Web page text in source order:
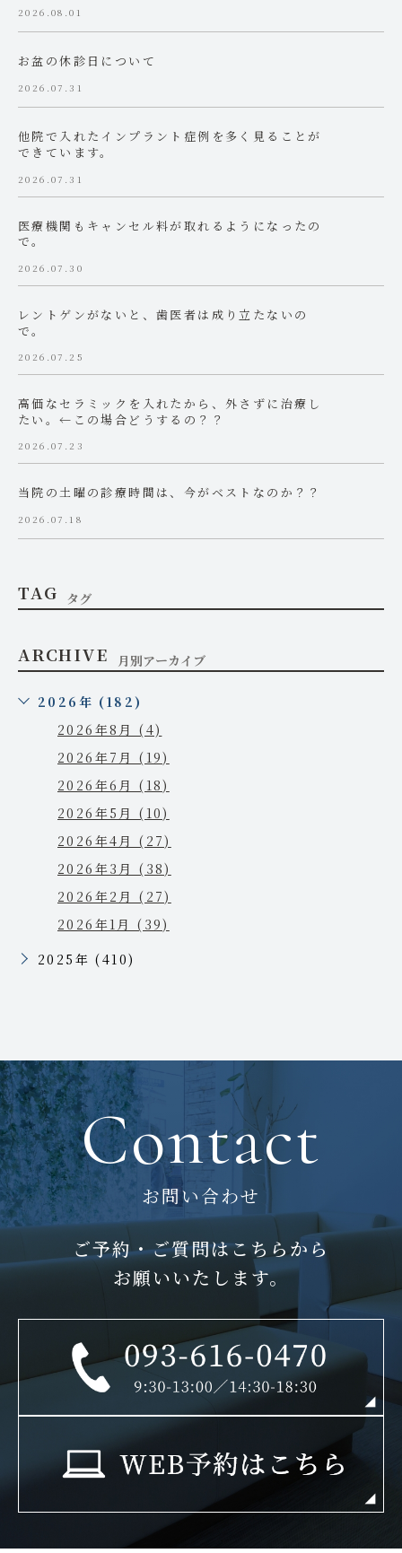
2026.08.01
お盆の休診日について
2026.07.31
他院で入れたインプラント症例を多く見ることが
できています。
2026.07.31
医療機関もキャンセル料が取れるようになったの
で。
2026.07.30
レントゲンがないと、歯医者は成り立たないの
で。
2026.07.25
高価なセラミックを入れたから、外さずに治療し
たい。←この場合どうするの？？
2026.07.23
当院の土曜の診療時間は、今がベストなのか？？
2026.07.18
TAG タグ
ARCHIVE 月別アーカイブ
2026年 (182)
2026年8月 (4)
2026年7月 (19)
2026年6月 (18)
2026年5月 (10)
2026年4月 (27)
2026年3月 (38)
2026年2月 (27)
2026年1月 (39)
2025年 (410)
Contact
お問い合わせ
ご予約・ご質問はこちらから
お願いいたします。